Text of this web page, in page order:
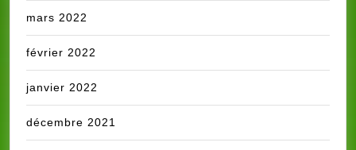
mars 2022
février 2022
janvier 2022
décembre 2021